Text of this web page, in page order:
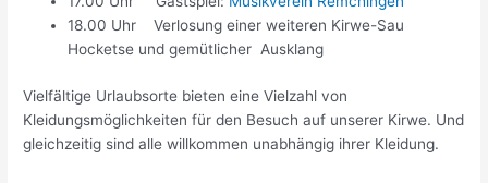
18.00 Uhr Verlosung einer weiteren Kirwe-Sau
Hocketse und gemütlicher Ausklang
Vielfältige Urlaubsorte bieten eine Vielzahl von
Kleidungsmöglichkeiten für den Besuch auf unserer Kirwe. Und
gleichzeitig sind alle willkommen unabhängig ihrer Kleidung.